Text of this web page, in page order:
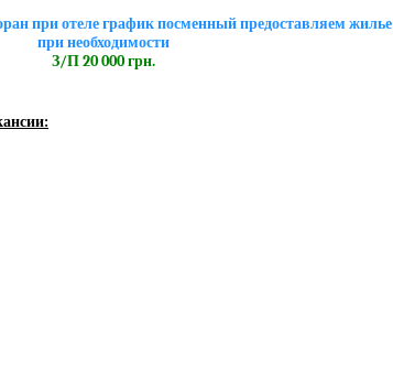
при отеле график посменный предоставляем жилье
при необходимости
З/П 20 000 грн.